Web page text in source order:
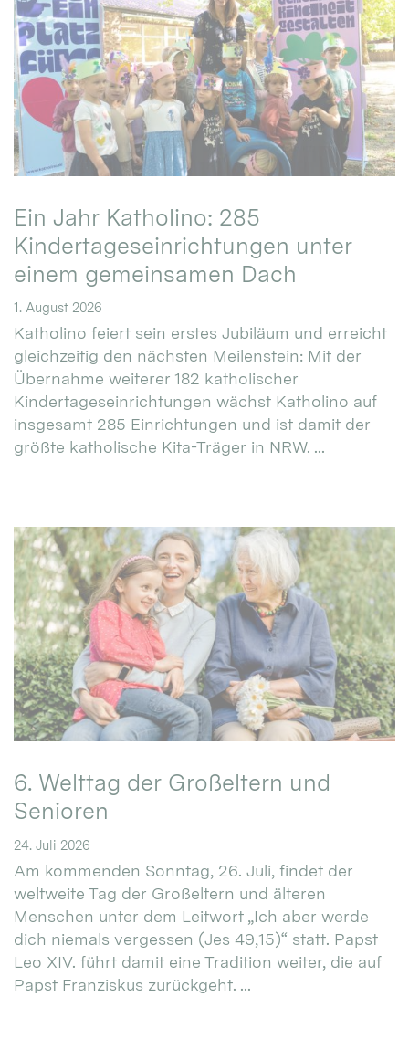
Ein Jahr Katholino: 285
Kindertageseinrichtungen unter
einem gemeinsamen Dach
1. August 2026
Katholino feiert sein erstes Jubiläum und erreicht
gleichzeitig den nächsten Meilenstein: Mit der
Übernahme weiterer 182 katholischer
Kindertageseinrichtungen wächst Katholino auf
insgesamt 285 Einrichtungen und ist damit der
größte katholische Kita-Träger in NRW. ...
6. Welttag der Großeltern und
Senioren
24. Juli 2026
Am kommenden Sonntag, 26. Juli, findet der
weltweite Tag der Großeltern und älteren
Menschen unter dem Leitwort „Ich aber werde
dich niemals vergessen (Jes 49,15)“ statt. Papst
Leo XIV. führt damit eine Tradition weiter, die auf
Papst Franziskus zurückgeht. ...